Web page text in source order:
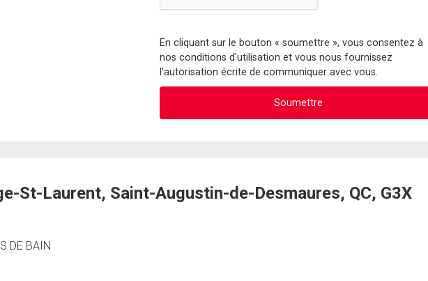
En cliquant sur le bouton « soumettre », vous consentez à
nos conditions d'utilisation et vous nous fournissez
l'autorisation écrite de communiquer avec vous.
St-Laurent, Saint-Augustin-de-Desmaures, QC, G3X
DE BAIN